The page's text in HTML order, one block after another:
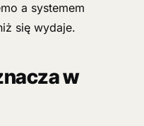
a systemem
się wydaje.
w